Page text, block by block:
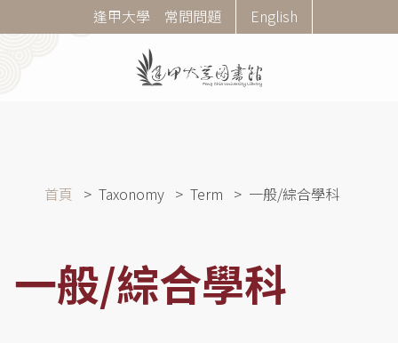
至
Corner
Menu
逢甲大學 常問問題 English
首頁 Taxonomy Term 一般/綜合學科
一般/綜合學科